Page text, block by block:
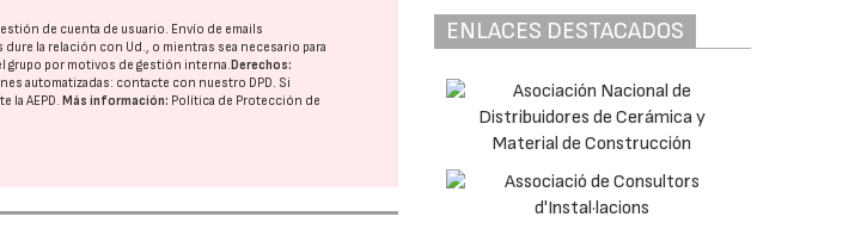
de cuenta de usuario. Envío de emails
dure la relación con Ud., o mientras sea necesario para
grupo por motivos de gestión interna. Derechos:
automatizadas: contacte con nuestro DPD. Si
laAEPD. Más información: Política de Protección de
ENLACES DESTACADOS